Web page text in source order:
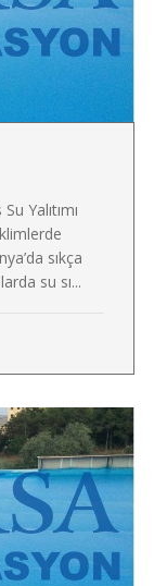
Yalıtımı
sıkça
su sı...